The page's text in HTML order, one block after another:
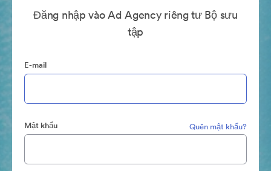
Đăng nhập vào Ad Agency riêng tư Bộ sưu
tập
E-mail
Mật khẩu Quên mật khẩu?